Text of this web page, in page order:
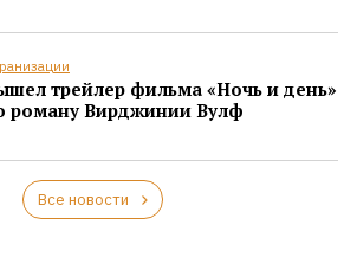
трейлер фильма «Ночь и день»
роману Вирджинии Вулф
Все новости